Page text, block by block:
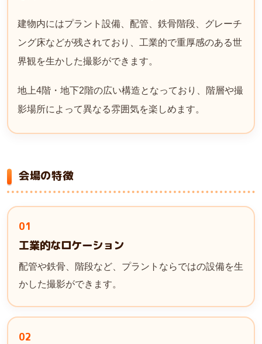
建物内にはプラント設備、配管、鉄骨階段、グレーチ
ング床などが残されており、工業的で重厚感のある世
界観を生かした撮影ができます。
地上4階・地下2階の広い構造となっており、階層や撮
影場所によって異なる雰囲気を楽しめます。
会場の特徴
01
工業的なロケーション
配管や鉄骨、階段など、プラントならではの設備を生
かした撮影ができます。
02